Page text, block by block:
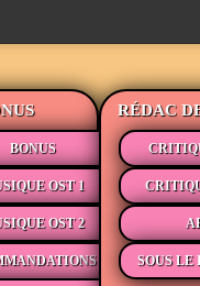
BONUS
OST 1
OST 2
RÉDAC
SOUS